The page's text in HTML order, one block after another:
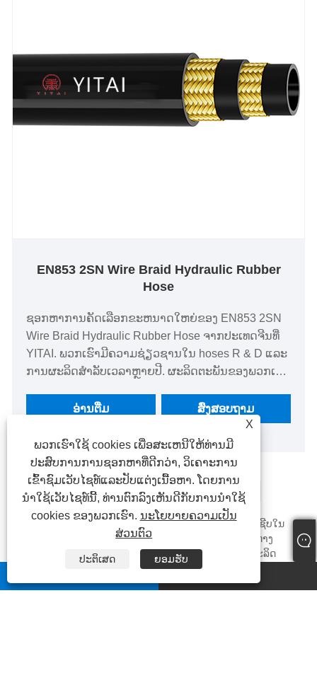
EN853 2SN Wire Braid Hydraulic Rubber
Hose
ຊອກຫາການຄັດເລືອກຂະຫນາດໃຫຍ່ຂອງ EN853 2SN
Wire Braid Hydraulic Rubber Hose ຈາກປະເທດຈີນທີ່
YITAI. ພວກເຮົາມີຄວາມຊ່ຽວຊານໃນ hoses R & D ແລະ
ການຜະລິດສໍາລັບເວລາຫຼາຍປີ. ຜະລິດຕະພັນຂອງພວກເຮົາ
ຕະຫຼາດເອີຣົບແລະອາເມລິກາ. ພວກເຮົາຫວັງວ່າຈະກາຍ
ມາເປັນຄູ່ຮ່ວມມືໄລຍະຍາວຂອງທ່ານໃນປະເທດຈີນ.
ອ່ານ​ຕື່ມ ສົ່ງສອບຖາມ
< 1 2 3 >
YITAI® ເປັນໜຶ່ງໃນຜູ້ຜະລິດ ແລະ ຈຳໜ່າຍ ທໍ່ໄຮໂດລິກ ມືອາຊີບໃນ
ປະເທດຈີນ. ຄຸນະພາບສູງຂອງພວກເຮົາ, ທົນທານ, ກ້າວຫນ້າທາງ
ດ້ານ, classy ແລະງ່າຍຕໍ່ການຮັກສາ ທໍ່ໄຮໂດລິກ ບໍ່ພຽງແຕ່ຜະລິດ
ຢູ່ໃນປະເທດຈີນ, ແຕ່ຍັງມີລາຄາຖືກ. ຍິນດີຕ້ອນຮັບຜະລິດຕະພັນຂາຍ
ສົ່ງໂຮງງານຂອງພວກເຮົາ. ພວກເຮົາມີສິນຄ້າຄົງຄັງແລະສາມາດສະຫ
X
ພວກເຮົາໃຊ້ cookies ເພື່ອສະເຫນີໃຫ້ທ່ານມີ
ປະສົບການການຊອກຫາທີ່ດີກວ່າ, ວິເຄາະການ
ເຂົ້າຊົມເວັບໄຊທ໌ແລະປັບແຕ່ງເນື້ອຫາ. ໂດຍການ
ນໍາໃຊ້ເວັບໄຊທ໌ນີ້, ທ່ານຕົກລົງເຫັນດີກັບການນໍາໃຊ້
cookies ຂອງພວກເຮົາ. ນະໂຍບາຍຄວາມເປັນ
ສ່ວນຕົວ
ປະຕິເສດ ຍອມຮັບ